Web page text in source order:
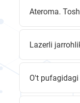
Ateroma.
Lazerli
O't